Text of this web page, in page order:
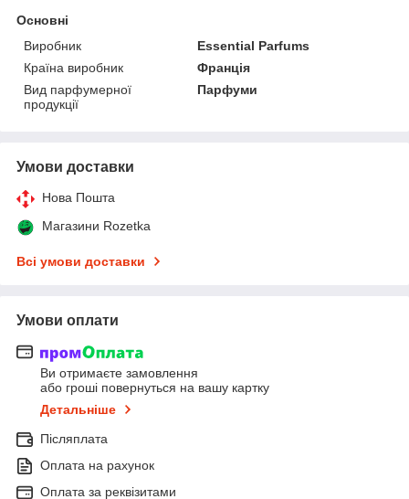
Основні
Виробник
Essential Parfums
Країна виробник
Франція
Вид парфумерної
продукції
Парфуми
Умови доставки
Нова Пошта
Магазини Rozetka
Всі умови доставки
Умови оплати
Ви отримаєте замовлення
або гроші повернуться на вашу картку
Детальніше
Післяплата
Оплата на рахунок
Оплата за реквізитами